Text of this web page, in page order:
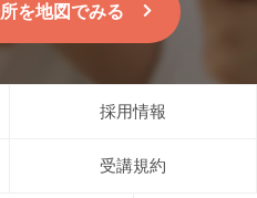
を地図でみる
採用情報
受講規約